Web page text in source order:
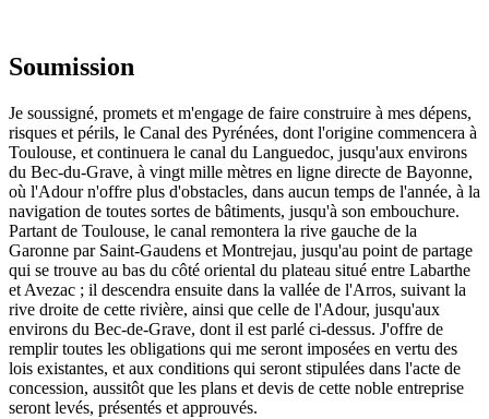
Soumission
Je soussigné, promets et m'engage de faire construire à mes dépens,
risques et périls, le Canal des Pyrénées, dont l'origine commencera à
Toulouse, et continuera le canal du Languedoc, jusqu'aux environs
du Bec-du-Grave, à vingt mille mètres en ligne directe de Bayonne,
où l'Adour n'offre plus d'obstacles, dans aucun temps de l'année, à la
navigation de toutes sortes de bâtiments, jusqu'à son embouchure.
Partant de Toulouse, le canal remontera la rive gauche de la
Garonne par Saint-Gaudens et Montrejau, jusqu'au point de partage
qui se trouve au bas du côté oriental du plateau situé entre Labarthe
et Avezac ; il descendra ensuite dans la vallée de l'Arros, suivant la
rive droite de cette rivière, ainsi que celle de l'Adour, jusqu'aux
environs du Bec-de-Grave, dont il est parlé ci-dessus. J'offre de
remplir toutes les obligations qui me seront imposées en vertu des
lois existantes, et aux conditions qui seront stipulées dans l'acte de
concession, aussitôt que les plans et devis de cette noble entreprise
seront levés, présentés et approuvés.